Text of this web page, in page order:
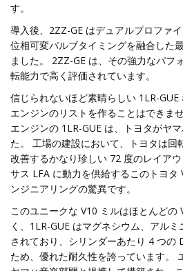
す。
導入後、2ZZ-GE はデュアルプロファ
位相可変バルブタイミングを融合した
ました。 2ZZ-GE は、その強力なパフ
転能力で高く評価されています。
信じられないほど素晴らしい 1LR-
エンジンのリストを作ることはできま
エンジンの 1LR-GUE は、トヨタがヤ
た。 工場の建設において、トヨタは回
改善するかなり珍しい 72 度のレイア
サス LFA に動力を供給するこのトヨタ
ンジニアリングの驚異です。
このユニークな V10 ミルはほとんどの
く、1LR-GUE はマグネシウム、アル
されており、シリンダーあたり 4 つの
ため、優れた耐久性を誇っています。